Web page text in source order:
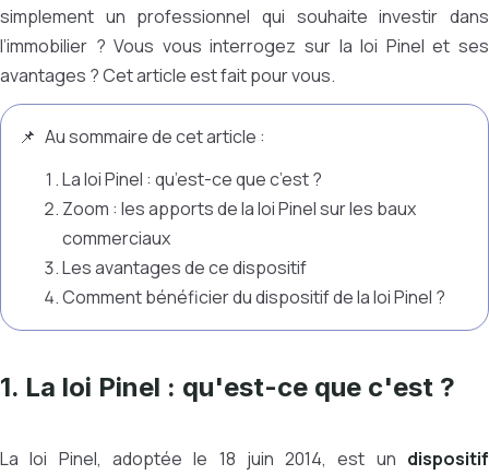
simplement un professionnel qui souhaite investir dans
l’immobilier ? Vous vous interrogez sur la loi Pinel et ses
avantages ? Cet article est fait pour vous.
Au sommaire de cet article :
La loi Pinel : qu’est-ce que c’est ?
Zoom : les apports de la loi Pinel sur les baux
commerciaux
Les avantages de ce dispositif
Comment bénéficier du dispositif de la loi Pinel ?
1. La loi Pinel : qu'est-ce que c'est ?
La loi Pinel, adoptée le 18 juin 2014, est un dispositif